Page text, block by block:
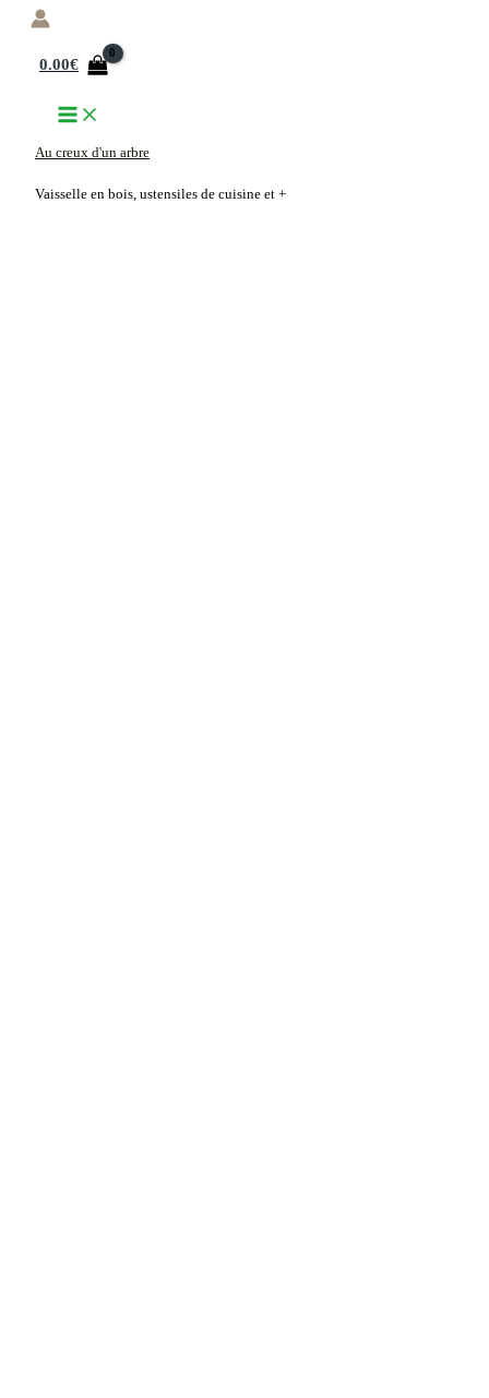
Aller
0.00€
Au creux d'un arbre
Vaisselle en bois, ustensiles de cuisine et +